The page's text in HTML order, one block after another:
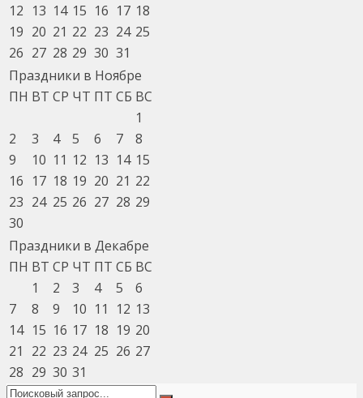
12 13 14 15 16 17 18
19 20 21 22 23 24 25
26 27 28 29 30 31
Праздники в Ноябре
ПН ВТ СР ЧТ ПТ СБ ВС
1
2
3 4 5 6 7
8
9
10 11 12 13 14 15
16 17 18 19 20 21 22
23 24 25 26 27 28 29
30
Праздники в Декабре
ПН ВТ СР ЧТ ПТ СБ ВС
1
2 3 4 5
6
7
8 9 10 11 12 13
14 15 16 17 18 19 20
21
22 23 24 25 26 27
28 29 30 31